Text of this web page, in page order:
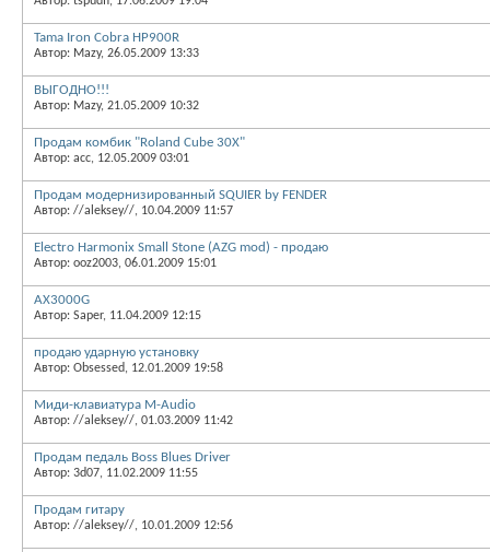
Tama Iron Cobra HP900R
Автор: Mazy, 26.05.2009 13:33
ВЫГОДНО!!!
Автор: Mazy, 21.05.2009 10:32
Продам комбик "Roland Cube 30X"
Автор: acc, 12.05.2009 03:01
Продам модернизированный SQUIER by FENDER
Автор: //aleksey//, 10.04.2009 11:57
Electro Harmonix Small Stone (AZG mod) - продаю
Автор: ooz2003, 06.01.2009 15:01
AX3000G
Автор: Saper, 11.04.2009 12:15
продаю ударную установку
Автор: Obsessed, 12.01.2009 19:58
Миди-клавиатура M-Audio
Автор: //aleksey//, 01.03.2009 11:42
Продам педаль Boss Blues Driver
Автор: 3d07, 11.02.2009 11:55
Продам гитару
Автор: //aleksey//, 10.01.2009 12:56